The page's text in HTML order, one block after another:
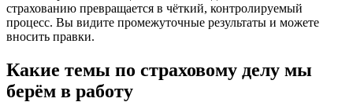
страхованию превращается в чёткий, контролируемый
процесс. Вы видите промежуточные результаты и можете
вносить правки.
Какие темы по страховому делу мы
берём в работу